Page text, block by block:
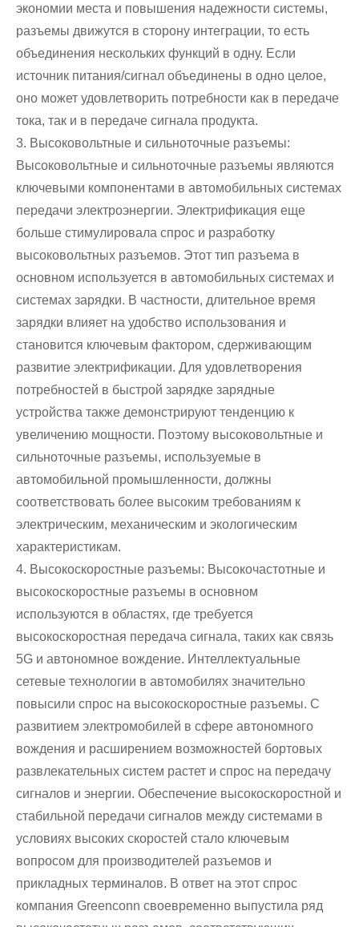
экономии места и повышения надежности системы,
разъемы движутся в сторону интеграции, то есть
объединения нескольких функций в одну. Если
источник питания/сигнал объединены в одно целое,
оно может удовлетворить потребности как в передаче
тока, так и в передаче сигнала продукта.
3. Высоковольтные и сильноточные разъемы:
Высоковольтные и сильноточные разъемы являются
ключевыми компонентами в автомобильных системах
передачи электроэнергии. Электрификация еще
больше стимулировала спрос и разработку
высоковольтных разъемов. Этот тип разъема в
основном используется в автомобильных системах и
системах зарядки. В частности, длительное время
зарядки влияет на удобство использования и
становится ключевым фактором, сдерживающим
развитие электрификации. Для удовлетворения
потребностей в быстрой зарядке зарядные
устройства также демонстрируют тенденцию к
увеличению мощности. Поэтому высоковольтные и
сильноточные разъемы, используемые в
автомобильной промышленности, должны
соответствовать более высоким требованиям к
электрическим, механическим и экологическим
характеристикам.
4. Высокоскоростные разъемы: Высокочастотные и
высокоскоростные разъемы в основном
используются в областях, где требуется
высокоскоростная передача сигнала, таких как связь
5G и автономное вождение. Интеллектуальные
сетевые технологии в автомобилях значительно
повысили спрос на высокоскоростные разъемы. С
развитием электромобилей в сфере автономного
вождения и расширением возможностей бортовых
развлекательных систем растет и спрос на передачу
сигналов и энергии. Обеспечение высокоскоростной и
стабильной передачи сигналов между системами в
условиях высоких скоростей стало ключевым
вопросом для производителей разъемов и
прикладных терминалов. В ответ на этот спрос
компания Greenconn своевременно выпустила ряд